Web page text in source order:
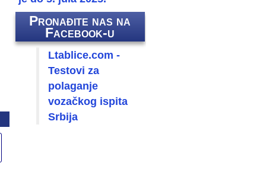
Pronađite nas na
Facebook-u
Ltablice.com -
Testovi za
polaganje
vozačkog ispita
Srbija